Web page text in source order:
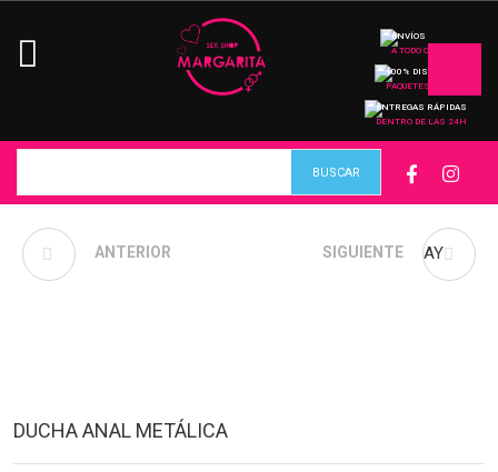
ENVÍOS
A TODO CHILE
100% DISCRETO
PAQUETES
ENTREGAS RÁPIDAS
DENTRO DE LAS 24H
DISFRAZ DE
ANTERIOR DUCHA ANAL MR. PLAY
SIGUIENTE
DUCHA ANAL METÁLICA